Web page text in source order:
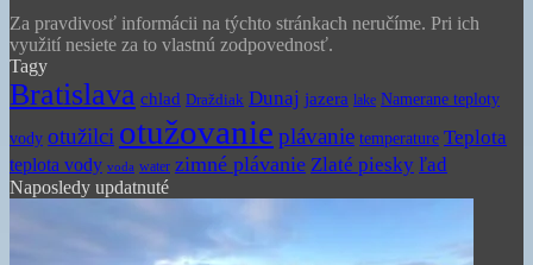
Za pravdivosť informácii na týchto stránkach neručíme. Pri ich
využití nesiete za to vlastnú zodpovednosť.
Tagy
Bratislava chlad Draždiak Dunaj jazera lake Namerane teploty
vody otužilci otužovanie plávanie temperature Teplota
teplota vody voda water zimné plávanie Zlaté piesky ľad
Naposledy updatnuté